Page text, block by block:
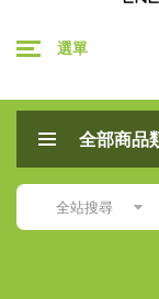
白
雪
環
保
抽
取
選單
全部商品
全站搜尋